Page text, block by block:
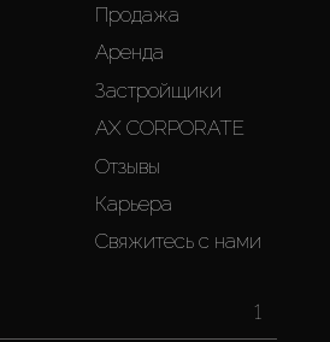
Продажа
Аренда
Застройщики
AX CORPORATE
Отзывы
Карьера
Свяжитесь с нами
1